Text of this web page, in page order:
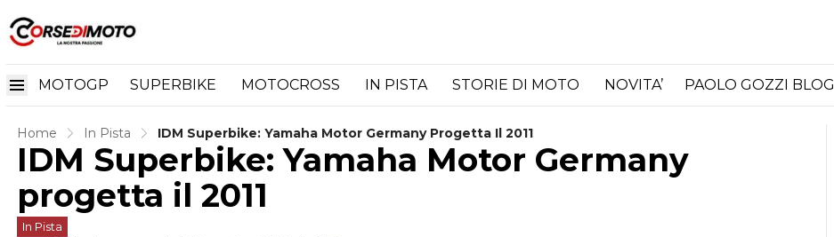
MOTOGP SUPERBIKE MOTOCROSS IN PISTA STORIE DI MOTO NOVITA’ PAOLO GOZZI BLOG
Home In Pista IDM Superbike: Yamaha Motor Germany Progetta Il 2011
IDM Superbike: Yamaha Motor Germany
progetta il 2011
In Pista